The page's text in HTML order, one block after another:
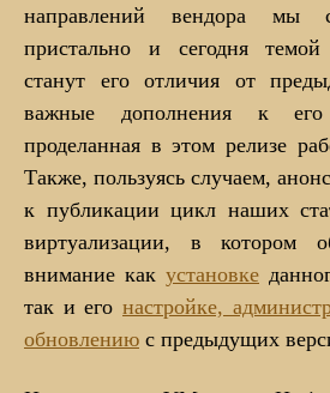
направлений вендора мы
пристально и сегодня темой
станут его отличия от
важные дополнения к
проделанная в этом релизе
Также, пользуясь случаем,
к публикации цикл наших
виртуализации, в котором
внимание как установке
так и его настройке,
обновлению с предыдущих